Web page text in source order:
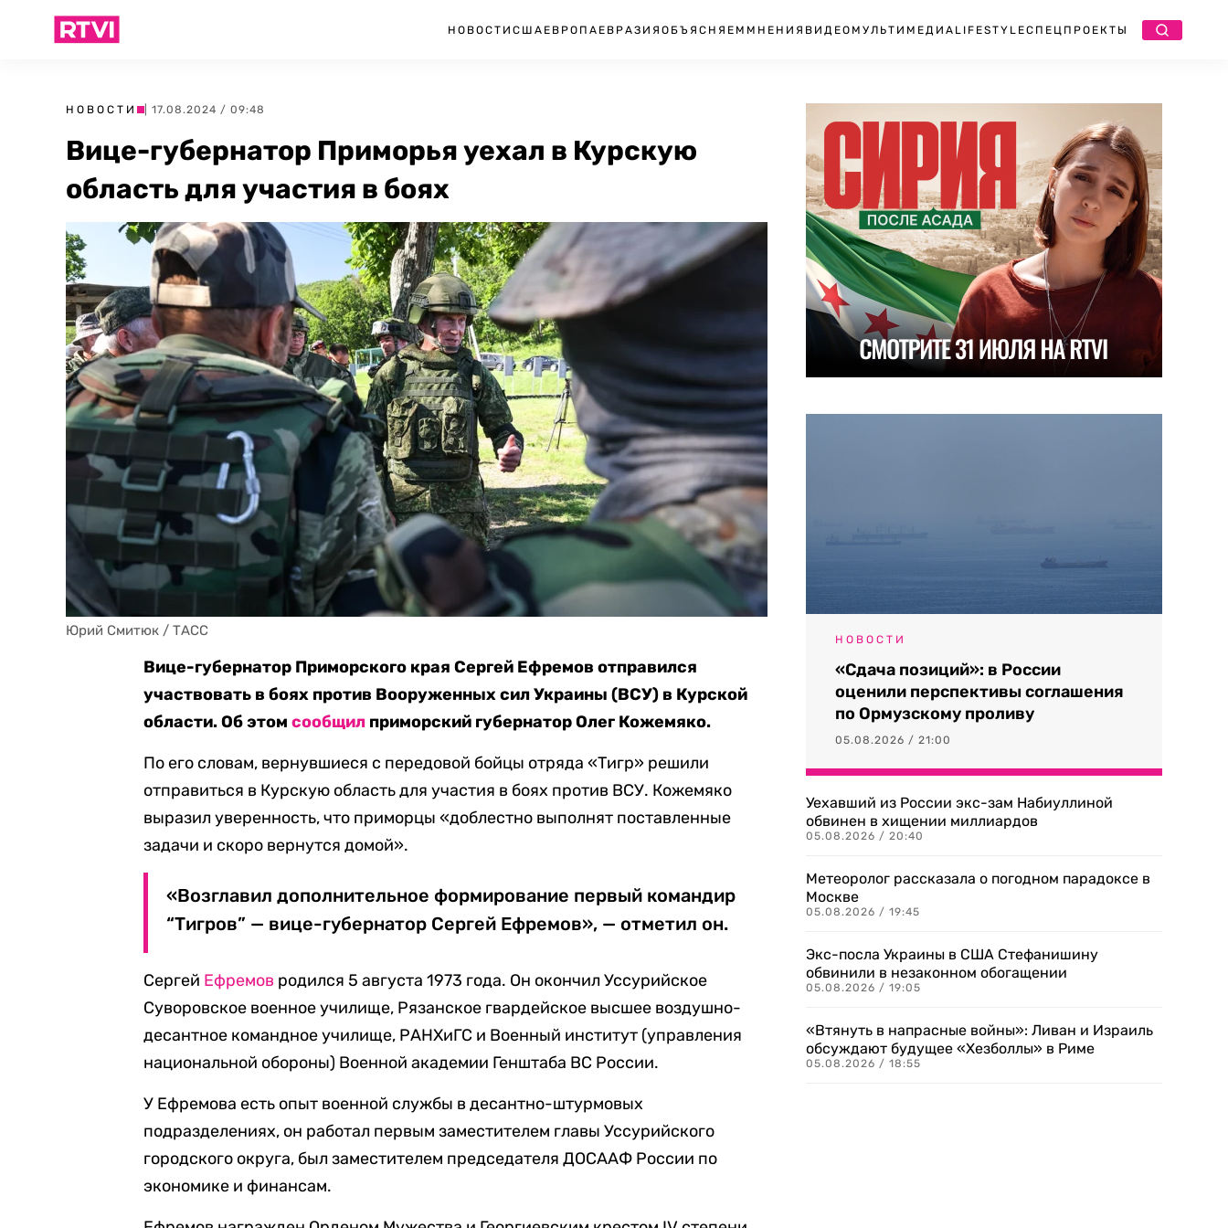
НОВОСТИ США ЕВРОПА ЕВРАЗИЯ ОБЪЯСНЯЕМ МНЕНИЯ ВИДЕО МУЛЬТИМЕДИА LIFESTYLEСПЕЦПРОЕКТЫ
НОВОСТИ | 17.08.2024 / 09:48
Вице-губернатор Приморья уехал в Курскую
область для участия в боях
Юрий Смитюк / ТАСС
Вице-губернатор Приморского края Сергей Ефремов отправился
участвовать в боях против Вооруженных сил Украины (ВСУ) в Курской
области. Об этомсообщил приморский губернатор Олег Кожемяко.
По его словам, вернувшиеся с передовой бойцы отряда «Тигр» решили
отправиться в Курскую область для участия в боях против ВСУ. Кожемяко
выразил уверенность, что приморцы «доблестно выполнят поставленные
задачи и скоро вернутся домой».
«Возглавил дополнительное формирование первый командир
“Тигров” — вице-губернатор Сергей Ефремов», — отметил он.
Сергей Ефремов родился 5 августа 1973 года. Он окончил Уссурийское
Суворовское военное училище, Рязанское гвардейское высшее воздушно-
десантное командное училище, РАНХиГС и Военный институт (управления
национальной обороны) Военной академии Генштаба ВС России.
У Ефремова есть опыт военной службы в десантно-штурмовых
подразделениях, он работал первым заместителем главы Уссурийского
городского округа, был заместителем председателя ДОСААФ России по
экономике и финансам.
НОВОСТИ
«Сдача позиций»: в России
оценили перспективы соглашения
по Ормузскому проливу
05.08.2026 / 21:00
Уехавший из России экс-зам Набиуллиной
обвинен в хищении миллиардов
05.08.2026 / 20:40
Метеоролог рассказала о погодном парадоксе в
Москве
05.08.2026 / 19:45
Экс-посла Украины в США Стефанишину
обвинили в незаконном обогащении
05.08.2026 / 19:05
«Втянуть в напрасные войны»: Ливан и Израиль
обсуждают будущее «Хезболлы» в Риме
05.08.2026 / 18:55